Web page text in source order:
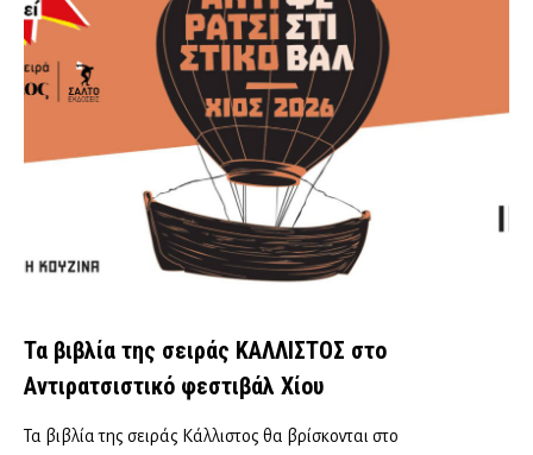
Τα βιβλία της σειράς ΚΑΛΛΙΣΤΟΣ στο
Αντιρατσιστικό φεστιβάλ Χίου
Τα βιβλία της σειράς Κάλλιστος θα βρίσκονται στο